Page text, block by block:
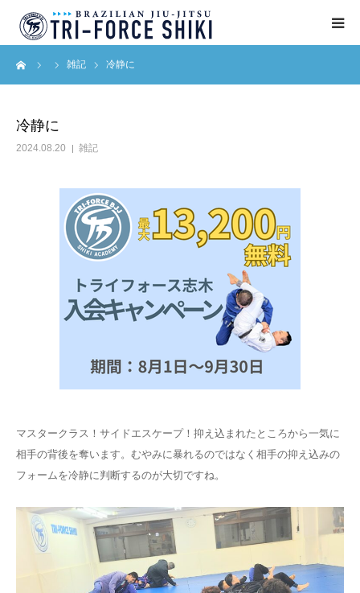
雑記 冷静に
冷静に
2024.08.20 雑記
マスタークラス！サイドエスケープ！抑え込まれたところから一気に
相手の背後を奪います。むやみに暴れるのではなく相手の抑え込みの
フォームを冷静に判断するのが大切ですね。
ABOUT
BLOG
アクセス
English